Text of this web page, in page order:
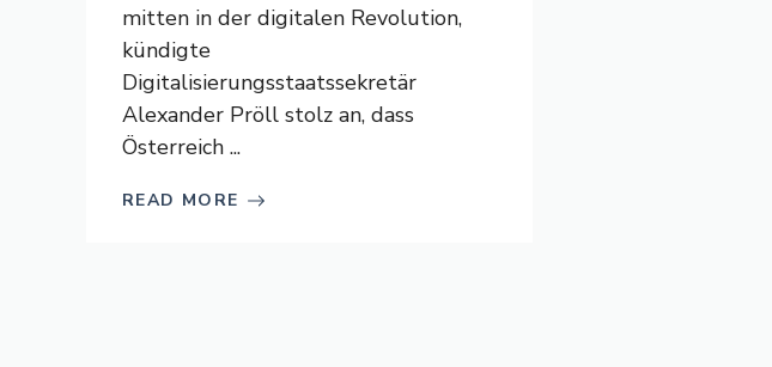
mitten in der digitalen Revolution,
kündigte
Digitalisierungsstaatssekretär
Alexander Pröll stolz an, dass
Österreich ...
READ MORE